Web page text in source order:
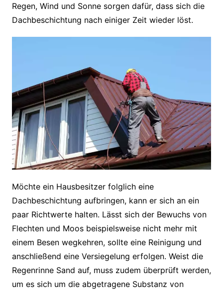
Regen, Wind und Sonne sorgen dafür, dass sich die
Dachbeschichtung nach einiger Zeit wieder löst.
Möchte ein Hausbesitzer folglich eine
Dachbeschichtung aufbringen, kann er sich an ein
paar Richtwerte halten. Lässt sich der Bewuchs von
Flechten und Moos beispielsweise nicht mehr mit
einem Besen wegkehren, sollte eine Reinigung und
anschließend eine Versiegelung erfolgen. Weist die
Regenrinne Sand auf, muss zudem überprüft werden,
um es sich um die abgetragene Substanz von